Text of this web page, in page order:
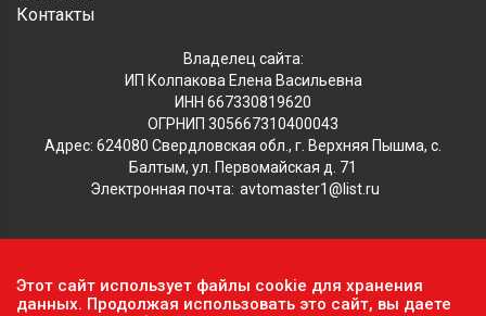
Контакты
Владелец сайта:
ИП Колпакова Елена Васильевна
ИНН 667330819620
ОГРНИП 305667310400043
Адрес: 624080 Свердловская обл., г. Верхняя Пышма, с.
Балтым, ул. Первомайская д. 71
Электронная почта: avtomaster1@list.ru
Обратите внимание, что данный сайт носит исключительно
информационный характер и ни при каких условиях не
Этот сайт использует файлы cookie для хранения
данных. Продолжая использовать это сайт, вы даете